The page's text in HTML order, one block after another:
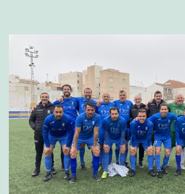
de
no
fallan